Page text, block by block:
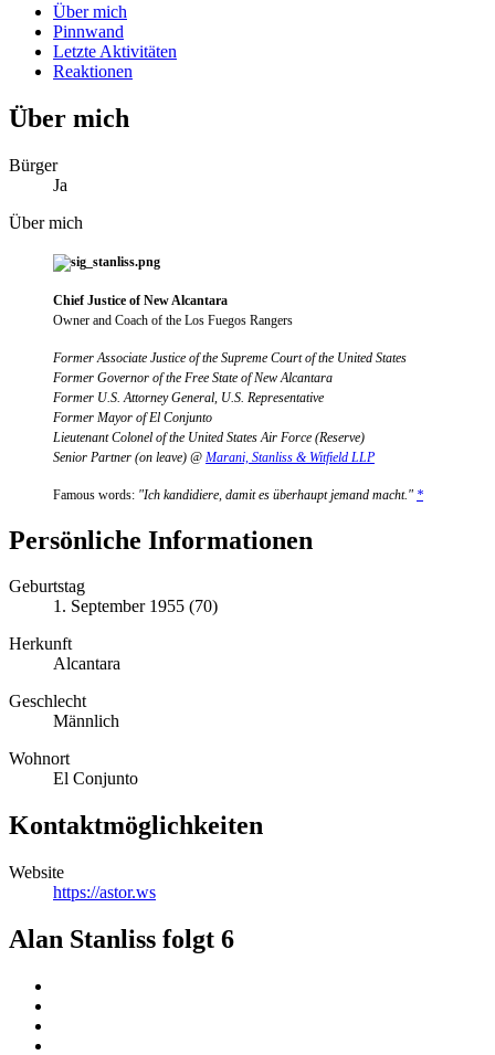
Über mich
Pinnwand
Letzte Aktivitäten
Reaktionen
Über mich
Bürger
Ja
Über mich
Chief Justice of New Alcantara
Owner and Coach of the Los Fuegos Rangers
Former Associate Justice of the Supreme Court of the United States
Former Governor of the Free State of New Alcantara
Former U.S. Attorney General, U.S. Representative
Former Mayor of El Conjunto
Lieutenant Colonel of the United States Air Force (Reserve)
Senior Partner (on leave) @ Marani, Stanliss & Witfield LLP
Famous words: "Ich kandidiere, damit es überhaupt jemand macht." *
Persönliche Informationen
Geburtstag
1. September 1955 (70)
Herkunft
Alcantara
Geschlecht
Männlich
Wohnort
El Conjunto
Kontaktmöglichkeiten
Website
https://astor.ws
Alan Stanliss folgt 6